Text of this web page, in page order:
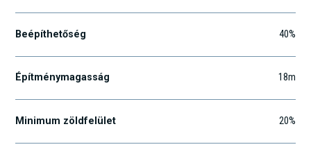
Beépíthetőség 40%
Építménymagasság 18m
Minimum zöldfelület 20%